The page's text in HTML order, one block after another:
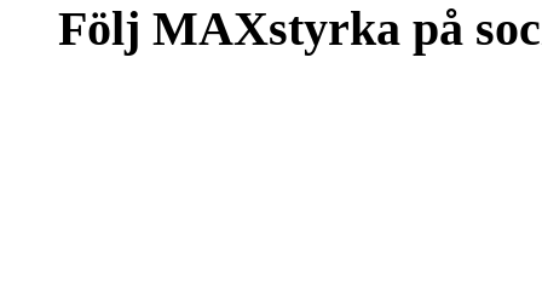
Följ MAXstyrka på